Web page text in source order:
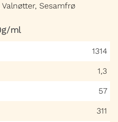
Sesamfrø
ml
1314
1,3
57
311